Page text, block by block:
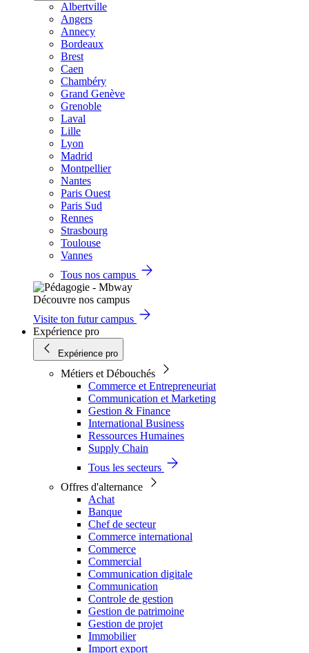
Albertville
Angers
Annecy
Bordeaux
Brest
Caen
Chambéry
Grand Genève
Grenoble
Laval
Lille
Lyon
Madrid
Montpellier
Nantes
Paris Ouest
Paris Sud
Rennes
Strasbourg
Toulouse
Vannes
Tous nos campus
Découvre nos campus
Visite ton futur campus
Expérience pro
Expérience pro
Métiers et Débouchés
Commerce et Entrepreneuriat
Communication et Marketing
Gestion & Finance
International Business
Ressources Humaines
Supply Chain
Tous les secteurs
Offres d'alternance
Achat
Banque
Chef de secteur
Commerce international
Commerce
Commercial
Communication digitale
Communication
Controle de gestion
Gestion de patrimoine
Gestion de projet
Immobilier
Import export